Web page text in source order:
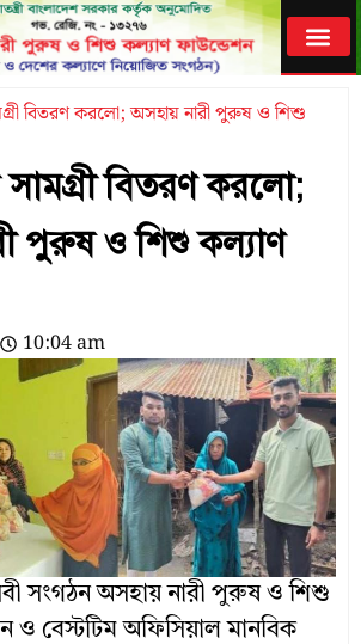
বিতরণ করলো; অসহায় নারী পুরুষ ও শিশু
বিতরণ করলো;
পুরুষ ও শিশু কল্যাণ
10:04 am
সংগঠন অসহায় নারী পুরুষ ও শিশু
ও বেস্টটিম অফিসিয়াল মানবিক